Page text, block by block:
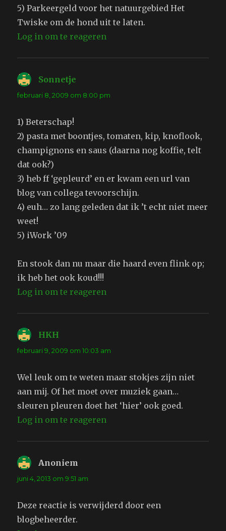
5) Parkeergeld voor het natuurgebied Het
Twiske om de hond uit te laten.
Log in om te reageren
Sonnetje
februari 8, 2009 om 8:00 pm
1) Beterschap!
2) pasta met boontjes, tomaten, kip, knoflook,
champignons en saus (daarna nog koffie, telt
dat ook?)
3) heb ff ‘gepleurd’ en er kwam een url van
blog van collega tevoorschijn.
4) euh… zo lang geleden dat ik ’t echt niet meer
weet!
5) iWork ’09
En stook dan nu maar die haard even flink op;
ik heb het ook koud!!!
Log in om te reageren
HKH
februari 9, 2009 om 10:03 am
Wel leuk om te weten maar stokjes zijn niet
aan mij. Of het moet over muziek gaan…
sleuren pleuren doet het ‘hier’ ook goed.
Log in om te reageren
Anoniem
juni 4, 2013 om 9:51 am
Deze reactie is verwijderd door een
blogbeheerder.